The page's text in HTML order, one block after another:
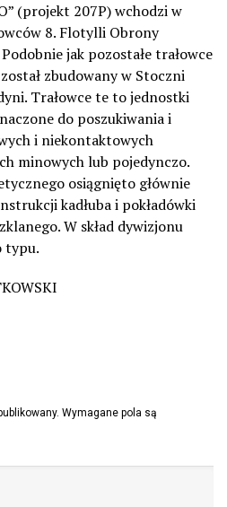
(projekt 207P) wchodzi w
8. Flotylli Obrony
jak pozostałe trałowce
zbudowany w Stoczni
Trałowce te to jednostki
do poszukiwania i
i niekontaktowych
minowych lub pojedynczo.
osiągnięto głównie
kadłuba i pokładówki
W skład dywizjonu
typu.
Wymagane pola są